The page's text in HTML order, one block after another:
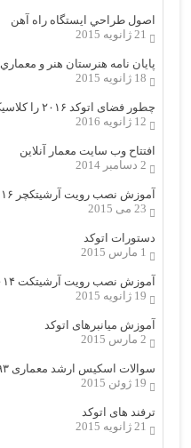
اصول طراحي ایستگاه راه آهن
21 ژانویه 2015
پایان نامه هنرستان هنر و معماري
18 ژانویه 2015
چطور فضای اتوکد ۲۰۱۶ را کلاسیک کنیم؟
12 ژانویه 2016
افتتاح وب سایت معمار آنلاین
2 دسامبر 2014
آموزش نصب رویت آرشیتکچر ۲۰۱۶
23 می 2015
دستورات اتوکد
1 مارس 2015
آموزش نصب رویت آرشیتکت ۲۰۱۴
19 ژانویه 2015
آموزش میانبرهای اتوکد
2 مارس 2015
سوالات اسکیس ارشد معماری ۹۳
19 ژوئن 2015
ترفند های اتوکد
21 ژانویه 2015